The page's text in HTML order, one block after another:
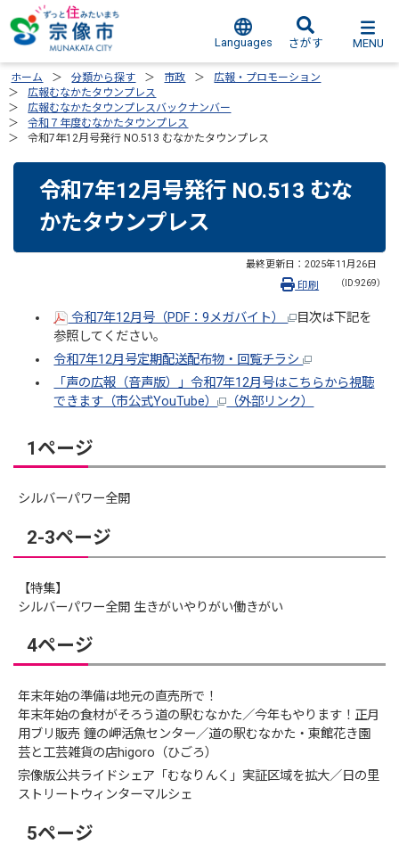
Languages さがす MENU
ホーム 分類から探す 市政
広報・プロモーション
広報むなかたタウンプレス
広報むなかたタウンプレスバックナンバー
令和７年度むなかたタウンプレス
令和7年12月号発行 NO.513 むなかたタウンプレス
令和7年12月号発行 NO.513 むな
かたタウンプレス
最終更新日： 2025年11月26日
（ID:9269）
印刷
令和7年12月号（PDF：9メガバイト）
目次は下記を
参照してください。
令和7年12月号定期配送配布物・回覧チラシ
「声の広報（音声版）」令和7年12月号はこちらから視聴
できます（市公式YouTube）
（外部リンク）
1ページ
シルバーパワー全開
2-3ページ
【特集】
シルバーパワー全開 生きがいやりがい働きがい
4ページ
年末年始の準備は地元の直売所で！
年末年始の食材がそろう道の駅むなかた／今年もやります！正月
用ブリ販売 鐘の岬活魚センター／道の駅むなかた・東館花き園
芸と工芸雑貨の店higoro（ひごろ）
宗像版公共ライドシェア「むなりんく」実証区域を拡大／日の里
ストリートウィンターマルシェ
5ページ